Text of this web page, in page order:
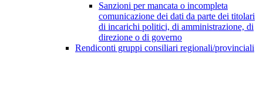
Sanzioni per mancata o incompleta
comunicazione dei dati da parte dei titolari
di incarichi politici, di amministrazione, di
direzione o di governo
Rendiconti gruppi consiliari regionali/provinciali